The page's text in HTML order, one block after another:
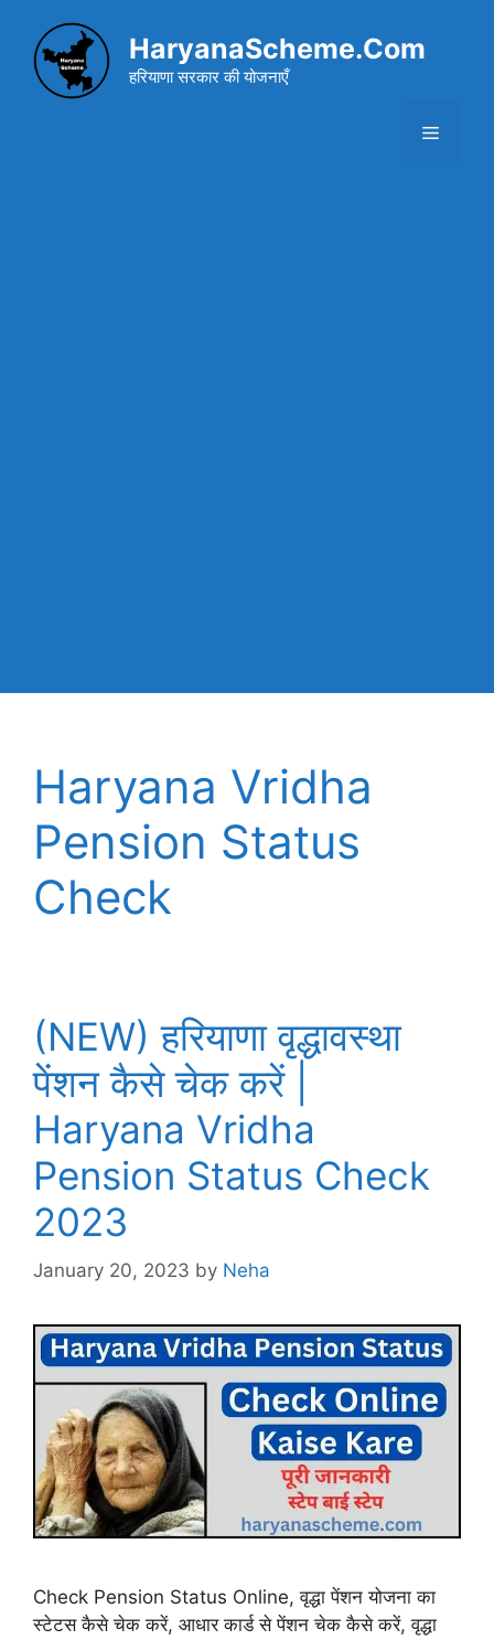
content
HaryanaScheme.Com
हरियाणा सरकार की योजनाएँ
Menu
Haryana Vridha
Pension Status
Check
(NEW) हरियाणा वृद्धावस्था
पेंशन कैसे चेक करें |
Haryana Vridha
Pension Status Check
2023
January 20, 2023 by Neha
Check Pension Status Online, वृद्धा पेंशन योजना का
स्टेटस कैसे चेक करें, आधार कार्ड से पेंशन चेक कैसे करें, वृद्धा